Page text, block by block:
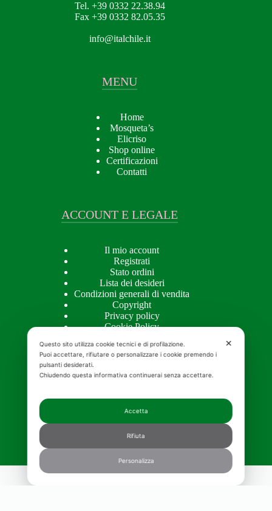
Tel. +39 0332 22.38.94
Fax +39 0332 82.05.35
info@italchile.it
MENU
Home
Mosqueta’s
Elicriso
Shop online
Certificazioni
Contatti
ACCOUNT E LEGALE
Il mio account
Registrati
Stato ordini
Lista dei desideri
Condizioni generali di vendita
Copyright
Privacy policy
Cookie Policy
APPROFONDIMENTI
Creme naturali per il viso bio
Olio alla rosa mosqueta
Crema antirughe pelle grassa
Crema corpo idratante migliore
Contorno occhi bio
✕
Questo sito utilizza cookie tecnici e di profilazione.
Puoi accettare, rifiutare o personalizzare i cookie premendo i
pulsanti desiderati.
Chiudendo questa informativa continuerai senza accettare.
Accetta
Rifiuta
Personalizza